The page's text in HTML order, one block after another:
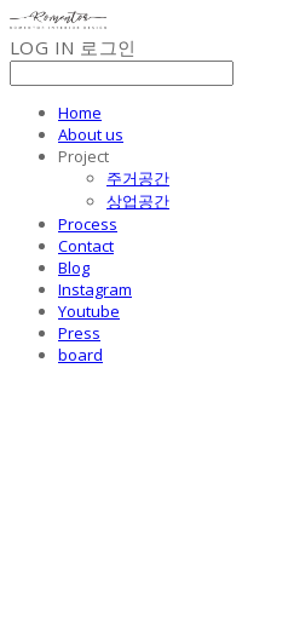
LOG IN 로그인
Home
About us
Project
주거공간
상업공간
Process
Contact
Blog
Instagram
Youtube
Press
board